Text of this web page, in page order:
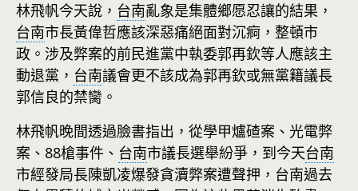
林飛帆今天說， 台南亂象是集體鄉愿忍讓的結果，
台南市長黃偉哲應該深惡痛絕面對沉痾，整頓市
政。涉及弊案的前民進黨中執委郭再欽等人應該主
動退黨， 台南議會更不該成為郭再欽或無黨籍議長
郭信良的禁臠。
林飛帆晚間透過臉書指出，從學甲爐碴案、光電弊
案、88槍事件、 台南市議長選舉紛爭，到今天台南
市經發局長陳凱凌爆發貪瀆弊案遭聲押，台南過去